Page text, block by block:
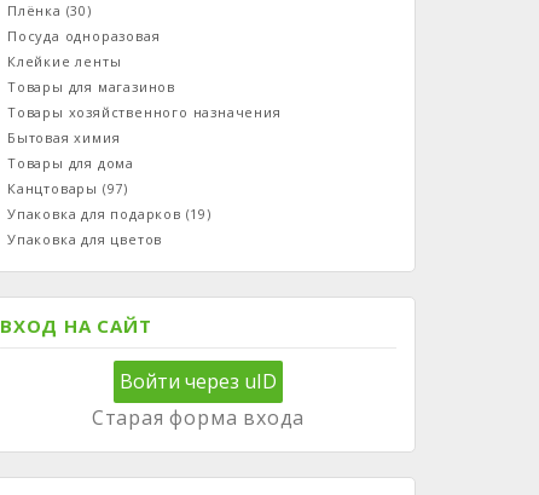
Плёнка (30)
Посуда одноразовая
Клейкие ленты
Товары для магазинов
Товары хозяйственного назначения
Бытовая химия
Товары для дома
Канцтовары (97)
Упаковка для подарков (19)
Упаковка для цветов
ВХОД НА САЙТ
Войти через uID
Старая форма входа